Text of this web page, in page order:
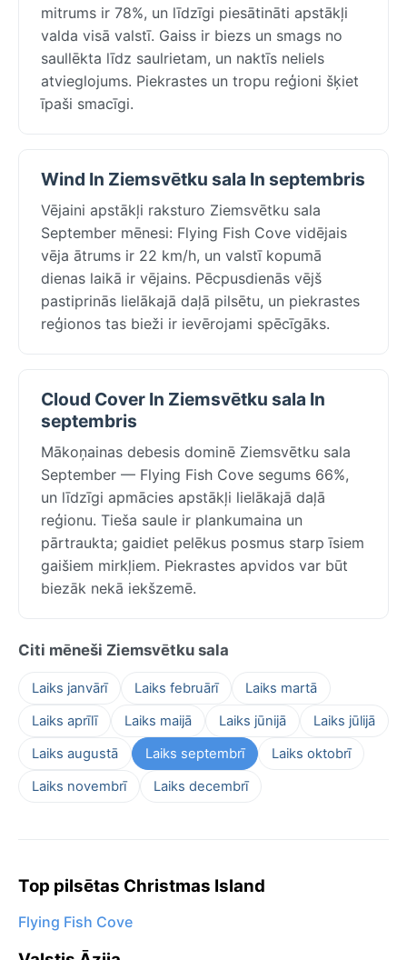
mitrums ir 78%, un līdzīgi piesātināti apstākļi
valda visā valstī. Gaiss ir biezs un smags no
saullēkta līdz saulrietam, un naktīs neliels
atvieglojums. Piekrastes un tropu reģioni šķiet
īpaši smacīgi.
Wind In Ziemsvētku sala In septembris
Vējaini apstākļi raksturo Ziemsvētku sala
September mēnesi: Flying Fish Cove vidējais
vēja ātrums ir 22 km/h, un valstī kopumā
dienas laikā ir vējains. Pēcpusdienās vējš
pastiprinās lielākajā daļā pilsētu, un piekrastes
reģionos tas bieži ir ievērojami spēcīgāks.
Cloud Cover In Ziemsvētku sala In
septembris
Mākoņainas debesis dominē Ziemsvētku sala
September — Flying Fish Cove segums 66%,
un līdzīgi apmācies apstākļi lielākajā daļā
reģionu. Tieša saule ir plankumaina un
pārtraukta; gaidiet pelēkus posmus starp īsiem
gaišiem mirkļiem. Piekrastes apvidos var būt
biezāk nekā iekšzemē.
Citi mēneši Ziemsvētku sala
Laiks janvārī Laiks februārī
Laiks martā
Laiks aprīlī
Laiks maijā Laiks jūnijā
Laiks jūlijā
Laiks augustā
Laiks septembrī
Laiks oktobrī
Laiks novembrī
Laiks decembrī
Top pilsētas Christmas Island
Flying Fish Cove